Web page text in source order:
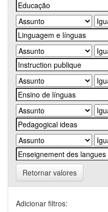
Retornar valores
Adicionar filtros: